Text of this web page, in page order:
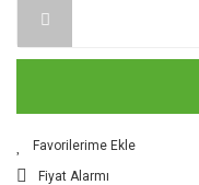
Fiyat Alarmı